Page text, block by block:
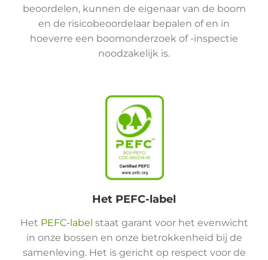
beoordelen, kunnen de eigenaar van de boom
en de risicobeoordelaar bepalen of en in
hoeverre een boomonderzoek of -inspectie
noodzakelijk is.
Het PEFC-label
Het PEFC-label staat garant voor het evenwicht
in onze bossen en onze betrokkenheid bij de
samenleving. Het is gericht op respect voor de